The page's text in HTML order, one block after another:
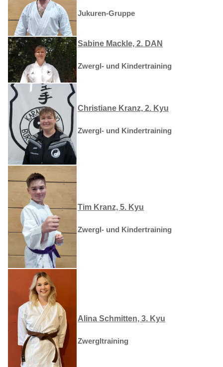
Jukuren-Gruppe
Sabine Mackle, 2. DAN
Zwergl- und Kindertraining
Christiane Kranz, 2. Kyu
Zwergl- und Kindertraining
Tim Kranz, 5. Kyu
Zwergl- und Kindertraining
Alina Schmitten, 3. Kyu
Zwergltraining